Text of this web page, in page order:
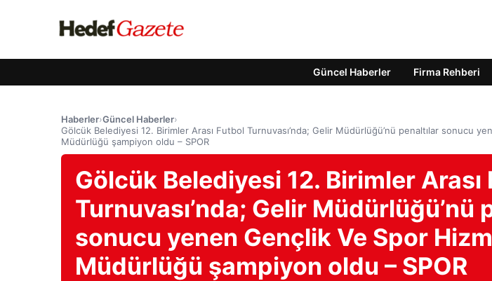
Güncel Haberler Firma Rehberi
Haberler›Güncel Haberler›
Gölcük Belediyesi 12. Birimler Arası Futbol Turnuvası’nda; Gelir Müdürlüğü’nü penaltılar sonucu
Müdürlüğü şampiyon oldu – SPOR
Gölcük Belediyesi 12. Birimler Arası
Turnuvası’nda; Gelir Müdürlüğü’nü
sonucu yenen Gençlik Ve Spor
Müdürlüğü şampiyon oldu – SPOR